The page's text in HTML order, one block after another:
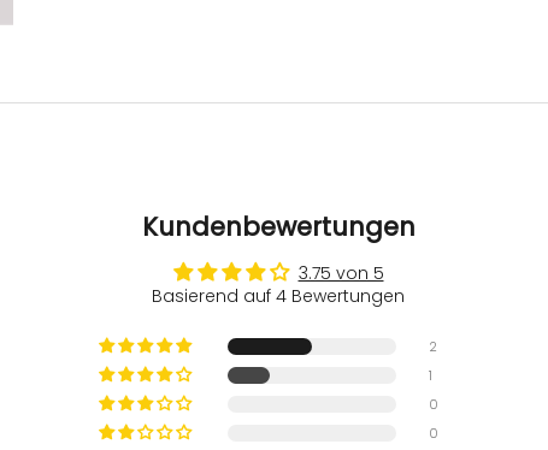
Kundenbewertungen
3.75 von 5
Basierend auf 4 Bewertungen
2
1
0
0